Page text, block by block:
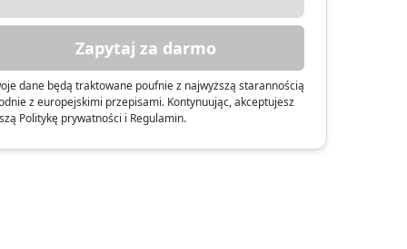
Zapytaj za darmo
dane będą traktowane poufnie z najwyższą starannością
z europejskimi przepisami. Kontynuując, akceptujesz
Politykę prywatności i Regulamin.